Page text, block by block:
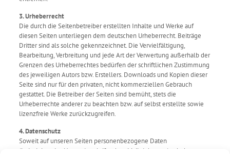
3. Urheberrecht
Die durch die Seitenbetreiber erstellten Inhalte und Werke auf
diesen Seiten unterliegen dem deutschen Urheberrecht. Beiträge
Dritter sind als solche gekennzeichnet. Die Vervielfältigung,
Bearbeitung, Verbreitung und jede Art der Verwertung außerhalb der
Grenzen des Urheberrechtes bedürfen der schriftlichen Zustimmung
des jeweiligen Autors bzw. Erstellers. Downloads und Kopien dieser
Seite sind nur für den privaten, nicht kommerziellen Gebrauch
gestattet. Die Betreiber der Seiten sind bemüht, stets die
Urheberrechte anderer zu beachten bzw. auf selbst erstellte sowie
lizenzfreie Werke zurückzugreifen.
4. Datenschutz
Soweit auf unseren Seiten personenbezogene Daten
(beispielsweise Name, Anschrift oder eMail-Adressen) erhoben